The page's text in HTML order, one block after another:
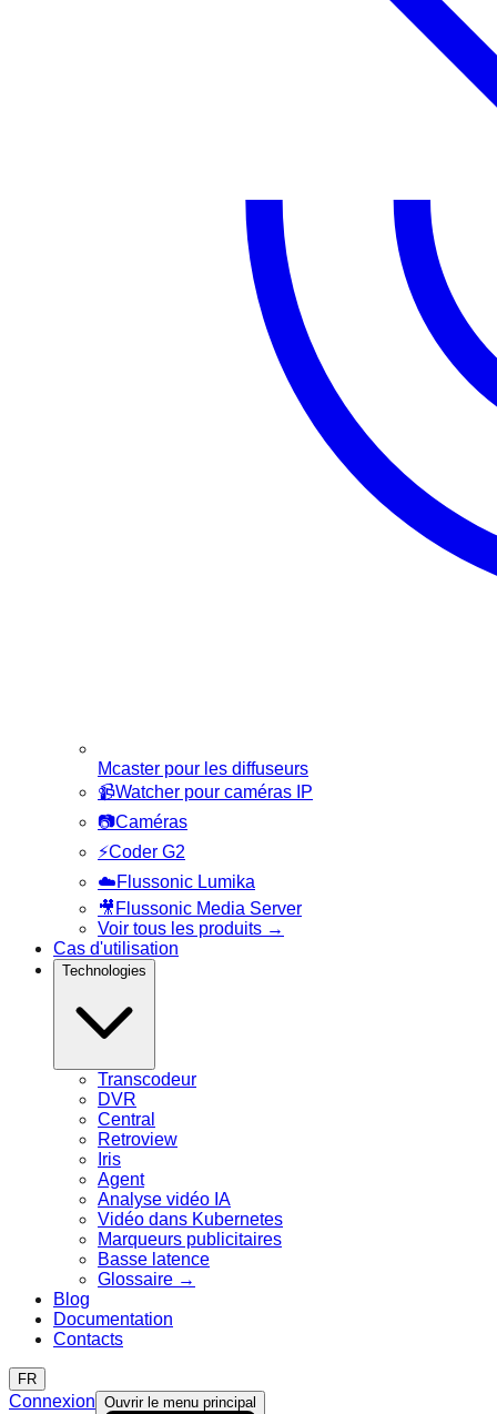
Mcaster pour les diffuseurs
📹Watcher pour caméras IP
📷Caméras
⚡Coder G2
☁️Flussonic Lumika
🎥 Flussonic Media Server
Voir tous les produits →
Cas d'utilisation
Technologies
Transcodeur
DVR
Central
Retroview
Iris
Agent
Analyse vidéo IA
Vidéo dans Kubernetes
Marqueurs publicitaires
Basse latence
Glossaire →
Blog
Documentation
Contacts
FR
Connexion Ouvrir le menu principal